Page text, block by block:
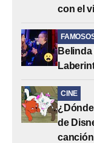
con el
CINE
de